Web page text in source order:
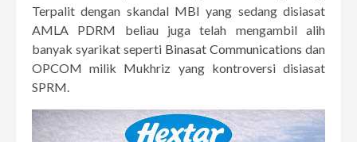
Terpalit dengan skandal MBI yang sedang disiasat
AMLA PDRM beliau juga telah mengambil alih
banyak syarikat seperti Binasat Communications dan
OPCOM milik Mukhriz yang kontroversi disiasat
SPRM.